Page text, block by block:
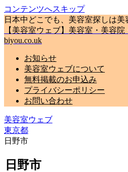
コンテンツへスキップ
日本中どこでも、美容室探しは美
【美容室ウェブ】美容室・美容
biyou.co.uk
お知らせ
美容室ウェブについて
無料掲載のお申込み
プライバシーポリシー
お問い合わせ
美容室ウェブ
東京都
日野市
日野市